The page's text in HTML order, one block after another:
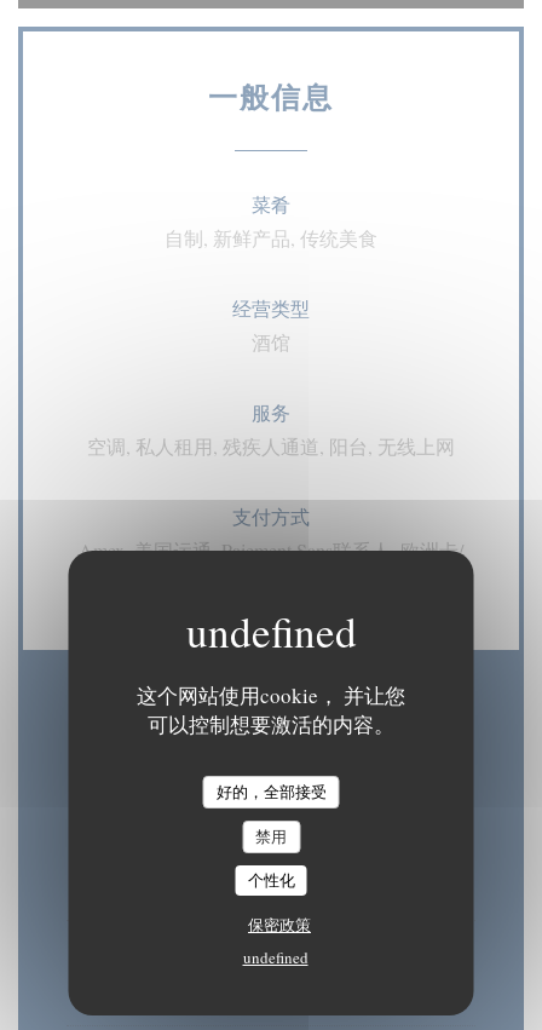
这个网站使用cookie， 并让您
可以控制想要激活的内容。
好的，全部接受
禁用
个性化
保密政策
undefined
一般信息
菜肴
自制, 新鲜产品, 传统美食
经营类型
酒馆
服务
空调, 私人租用, 残疾人通道, 阳台, 无线上网
支付方式
Amex, 美国运通, Paiement Sans联系人, 欧洲卡/
营业时间
星-星
08:30 - 15:30 • 18:30 - 22:00
星期三